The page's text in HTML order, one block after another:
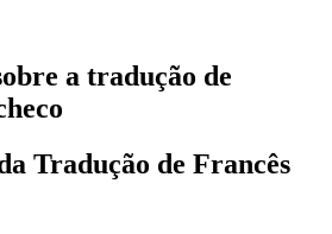
a tradução de
Tradução de Francês